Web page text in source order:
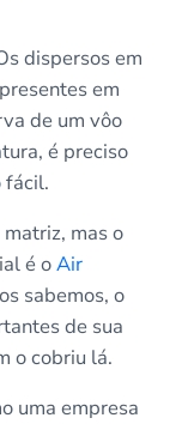
dispersos em
em
de um vôo
é preciso
fácil.
mas o
é oAir
sabemos, o
de sua
o cobriu lá.
uma empresa